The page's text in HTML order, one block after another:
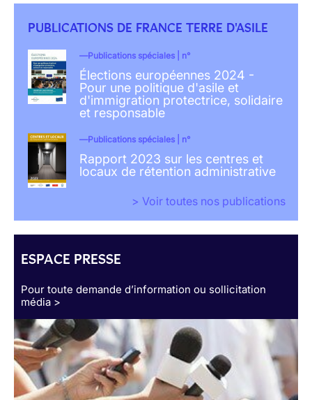
PUBLICATIONS DE FRANCE TERRE D'ASILE
Publications spéciales | n°
Élections européennes 2024 -
Pour une politique d'asile et
d'immigration protectrice, solidaire
et responsable
Publications spéciales | n°
Rapport 2023 sur les centres et
locaux de rétention administrative
> Voir toutes nos publications
ESPACE PRESSE
Pour toute demande d’information ou sollicitation
média >